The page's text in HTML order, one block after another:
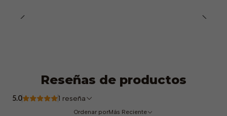
Reseñas de productos
5.0 1 reseña
Ordenar porMás Reciente